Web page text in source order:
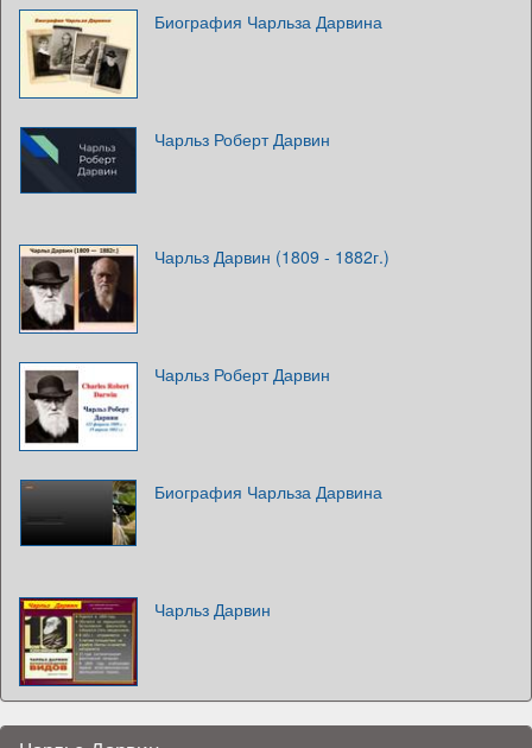
Биография Чарльза Дарвина
Чарльз Роберт Дарвин
Чарльз Дарвин (1809 - 1882г.)
Чарльз Роберт Дарвин
Биография Чарльза Дарвина
Чарльз Дарвин